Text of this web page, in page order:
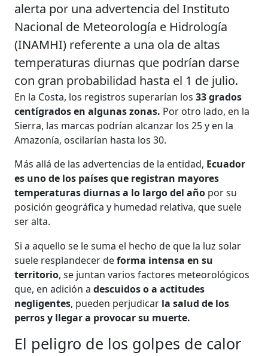
alerta por una advertencia del Instituto
Nacional de Meteorología e Hidrología
(INAMHI) referente a una ola de altas
temperaturas diurnas que podrían darse
con gran probabilidad hasta el 1 de julio.
En la Costa, los registros superarían los 33 grados
centígrados en algunas zonas. Por otro lado, en la
Sierra, las marcas podrían alcanzar los 25 y en la
Amazonía, oscilarían hasta los 30.
Más allá de las advertencias de la entidad, Ecuador
es uno de los países que registran mayores
temperaturas diurnas a lo largo del año por su
posición geográfica y humedad relativa, que suele
ser alta.
Si a aquello se le suma el hecho de que la luz solar
suele resplandecer deforma intensa en su
territorio, se juntan varios factores meteorológicos
que, en adición adescuidos o a actitudes
negligentes, pueden perjudicar la salud de los
perros y llegar a provocar su muerte.
El peligro de los golpes de calor